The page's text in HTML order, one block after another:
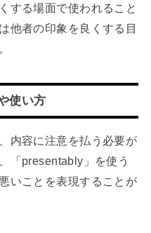
する場面で使われること
他者の印象を良くする目
使い方
内容に注意を払う必要が
「presentably」を使う
いことを表現することが